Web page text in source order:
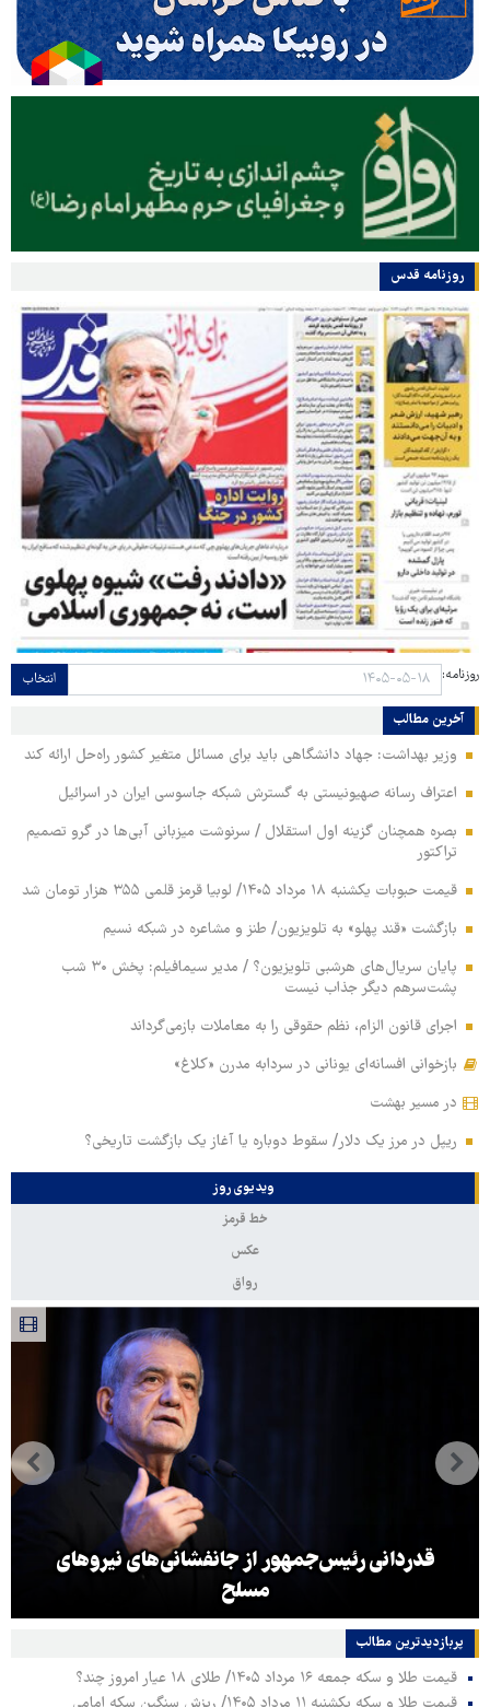
روزنامه قدس
روزنامه: انتخاب
آخرین مطالب
وزیر بهداشت: جهاد دانشگاهی باید برای مسائل متغیر کشور راه‌حل ارائه کند
اعتراف رسانه صهیونیستی به گسترش شبکه جاسوسی ایران در اسرائیل
بصره همچنان گزینه اول استقلال / سرنوشت میزبانی آبی‌ها در گرو تصمیم
تراکتور
قیمت حبوبات یکشنبه ۱۸ مرداد ۱۴۰۵/ لوبیا قرمز قلمی ۳۵۵ هزار تومان شد
بازگشت «قند پهلو» به تلویزیون/ طنز و مشاعره در شبکه نسیم
پایان سریال‌های هرشبی تلویزیون؟ / مدیر سیمافیلم: پخش ۳۰ شب
پشت‌سرهم دیگر جذاب نیست
اجرای قانون الزام، نظم حقوقی را به معاملات بازمی‌گرداند
بازخوانی افسانه‌ای یونانی در سردابه مدرن «کلاغ»
در مسیر بهشت
ریپل در مرز یک دلار/ سقوط دوباره یا آغاز یک بازگشت تاریخی؟
ویدیوی روز
خط قرمز
عکس
رواق
قدردانی رئیس‌جمهور از جانفشانی‌های نیروهای
مسلح
پربازدیدترین‌ مطالب
قیمت طلا و سکه جمعه ۱۶ مرداد ۱۴۰۵/ طلای ۱۸ عیار امروز چند؟